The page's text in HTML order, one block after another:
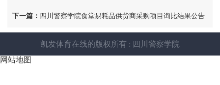
下一篇： 四川警察学院食堂易耗品供货商采购项目询比结果公告
凯发体育在线的版权所有 : 四川警察学院
网站地图